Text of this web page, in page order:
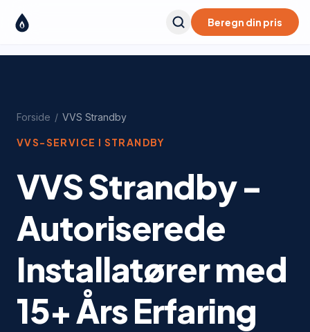
Beregn din pris
Forside / VVS Strandby
VVS-SERVICE I STRANDBY
VVS Strandby -
Autoriserede
Installatører med
15+ Års Erfaring